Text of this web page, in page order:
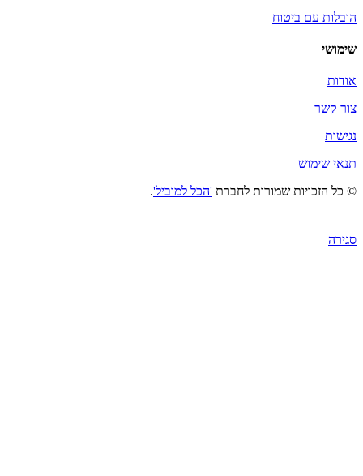
הובלות עם ביטוח
שימושי
אודות
צור קשר
נגישות
תנאי שימוש
© כל הזכויות שמורות לחברת 'הכל למוביל'.
סגירה